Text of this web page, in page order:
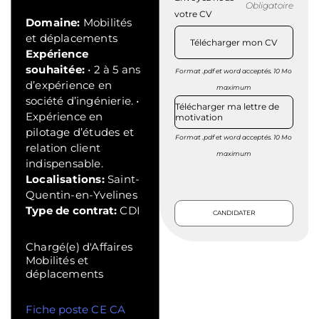
Domaine: Mobilités
et déplacements
Expérience
souhaitée: • 2 à 5 ans
d’expérience en
société d’ingénierie. •
Expérience en
pilotage d’études et
relation client
indispensable.
Localisations: Saint-
Quentin-en-Yvelines
Type de contrat:CDI
Chargé(e) d'Affaires
Mobilités et
déplacements
Fiche poste CE CA
votre CV
Obligatoire
Télécharger mon CV
Format .pdf et word acceptés. 10 Mo
maximum
Télécharger ma lettre de
motivation
Format .pdf et word acceptés. 10 Mo
maximum